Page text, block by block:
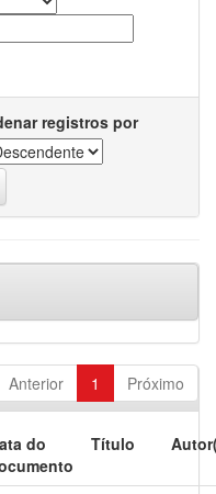
registros por
Anterior 1 Próximo
do
Título